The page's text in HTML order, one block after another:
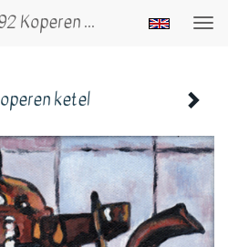
Connie Van Winssen - V92 Koperen Ketel
ketel